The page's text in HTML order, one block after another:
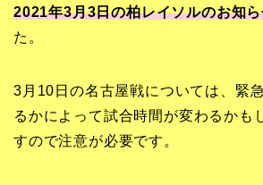
2021年3月3日の柏レイソルのお知
た。
3月10日の名古屋戦については、緊
るかによって試合時間が変わるかも
すので注意が必要です。